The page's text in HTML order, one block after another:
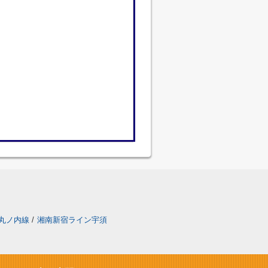
ノ内線 / 湘南新宿ライン宇須